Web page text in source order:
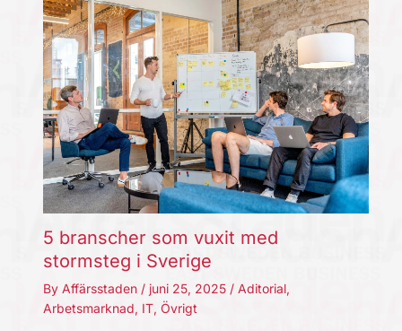
5 branscher som vuxit med
stormsteg i Sverige
By Affärsstaden / juni 25, 2025 / Aditorial,
Arbetsmarknad, IT, Övrigt